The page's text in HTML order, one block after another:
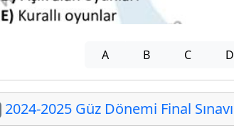
A B C D
2024-2025 Güz Dönemi Final Sınavı